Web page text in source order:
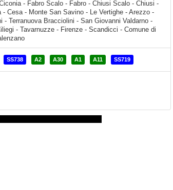
SS738 A2 A30 A1 A11 SS719